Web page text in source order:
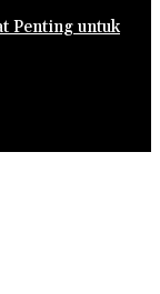
Penting untuk